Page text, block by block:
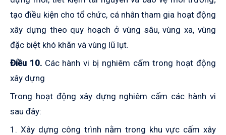
tạo điều kiện cho tổ chức, cá nhân tham gia hoạt động
xây dựng theo quy hoạch ở vùng sâu, vùng xa, vùng
đặc biệt khó khăn và vùng lũ lụt.
Điều 10.Các hành vi bị nghiêm cấm trong hoạt động
xây dựng
Trong hoạt động xây dựng nghiêm cấm các hành vi
sau đây:
1. Xây dựng công trình nằm trong khu vực cấm xây